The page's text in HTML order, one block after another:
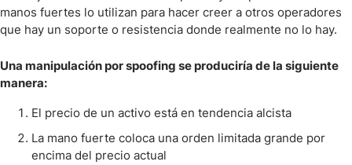
manos fuertes lo utilizan para hacer creer a otros operadores
que hay un soporte o resistencia donde realmente no lo hay.
Una manipulación por spoofing se produciría de la siguiente
manera:
El precio de un activo está en tendencia alcista
La mano fuerte coloca una orden limitada grande por
encima del precio actual